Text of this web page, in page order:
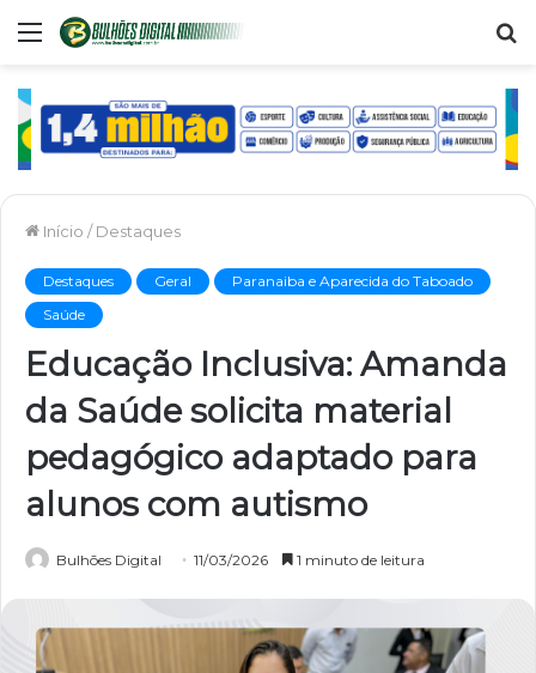
Menu
Início / Destaques
Destaques Geral
Paranaiba e Aparecida do Taboado
Saúde
Educação Inclusiva: Amanda
da Saúde solicita material
pedagógico adaptado para
alunos com autismo
Bulhões Digital 11/03/2026 1 minuto de leitura